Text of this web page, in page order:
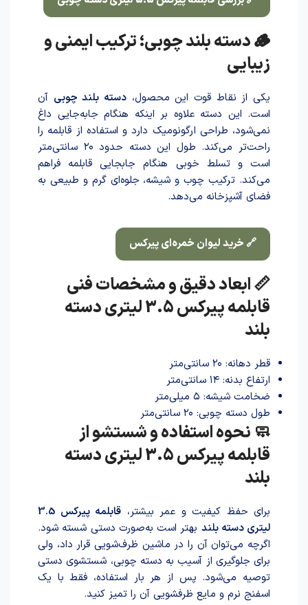
🪵 دسته بلند چوبی؛ ترکیب ایمنی و
زیبایی
یکی از نقاط قوت این محصول، دسته بلند چوبی آن
است. این دسته علاوه بر اینکه هنگام جابه‌جایی داغ
نمی‌شود، طراحی ارگونومیک دارد و استفاده از قابلمه را
راحت‌تر می‌کند. طول این دسته حدود ۲۰ سانتی‌متر
است و تسلط خوبی هنگام جابجایی قابلمه فراهم
می‌کند. ترکیب چوب و شیشه، جلوه‌ای گرم و طبیعی به
فضای آشپزخانه می‌دهد.
🔗 خرید لیوان خمره‌ای پیرکس
📏 ابعاد دقیق و مشخصات فنی
قابلمه پیرکس 3.5 لیتری دسته
بلند
قطر دهانه: ۲۰ سانتی‌متر
ارتفاع بدنه: ۱۴ سانتی‌متر
ضخامت شیشه: ۵ میلی‌متر
طول دسته چوبی: ۲۰ سانتی‌متر
🧼 نحوه استفاده و شستشو از
قابلمه پیرکس 3.5 لیتری دسته
بلند
برای حفظ کیفیت و عمر بیشتر،
قابلمه پیرکس 3.5
لیتر‌ی دسته بلند بهتر است به‌صورت دستی شسته شود.
اگرچه می‌توان آن را در ماشین ظرف‌شویی قرار داد، ولی
برای جلوگیری از آسیب به دسته چوبی، شستشوی دستی
توصیه می‌شود. پس از هر بار استفاده، فقط با یک
اسفنج نرم و مایع ظرفشویی آن را تمیز کنید.